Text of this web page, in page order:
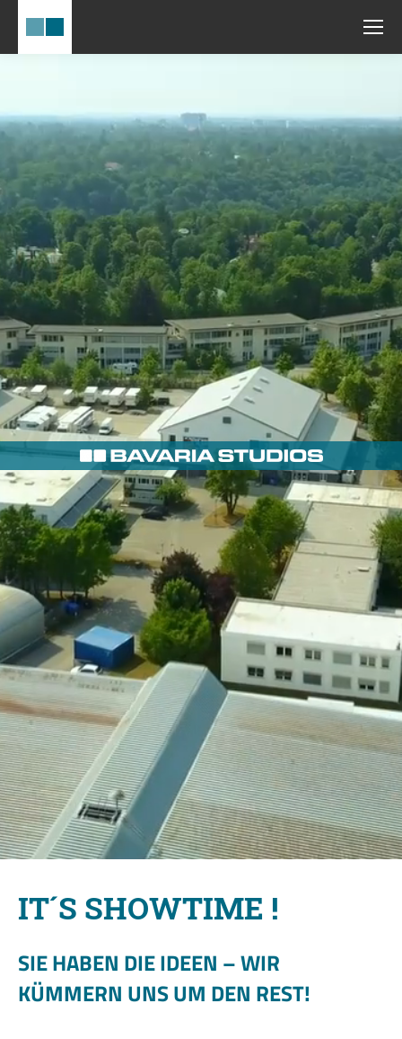
IT´S SHOWTIME !
SIE HABEN DIE IDEEN – WIR
KÜMMERN UNS UM DEN REST!